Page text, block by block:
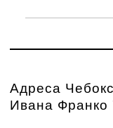
Адреса
Ивана Франко